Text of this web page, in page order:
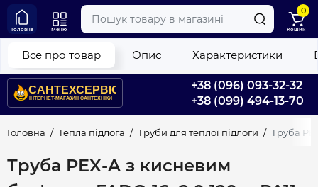
+38 (096) 093-32-32
+38 (099) 494-13-70
Головна Меню
0
Кошик
Головна Тепла підлога Труби для теплої підлоги Труба
Труба PEX-A з кисневим
Все про товар Опис Характеристики